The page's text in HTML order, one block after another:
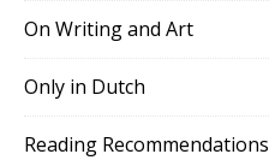
On Writing and Art
Only in Dutch
Reading Recommendations